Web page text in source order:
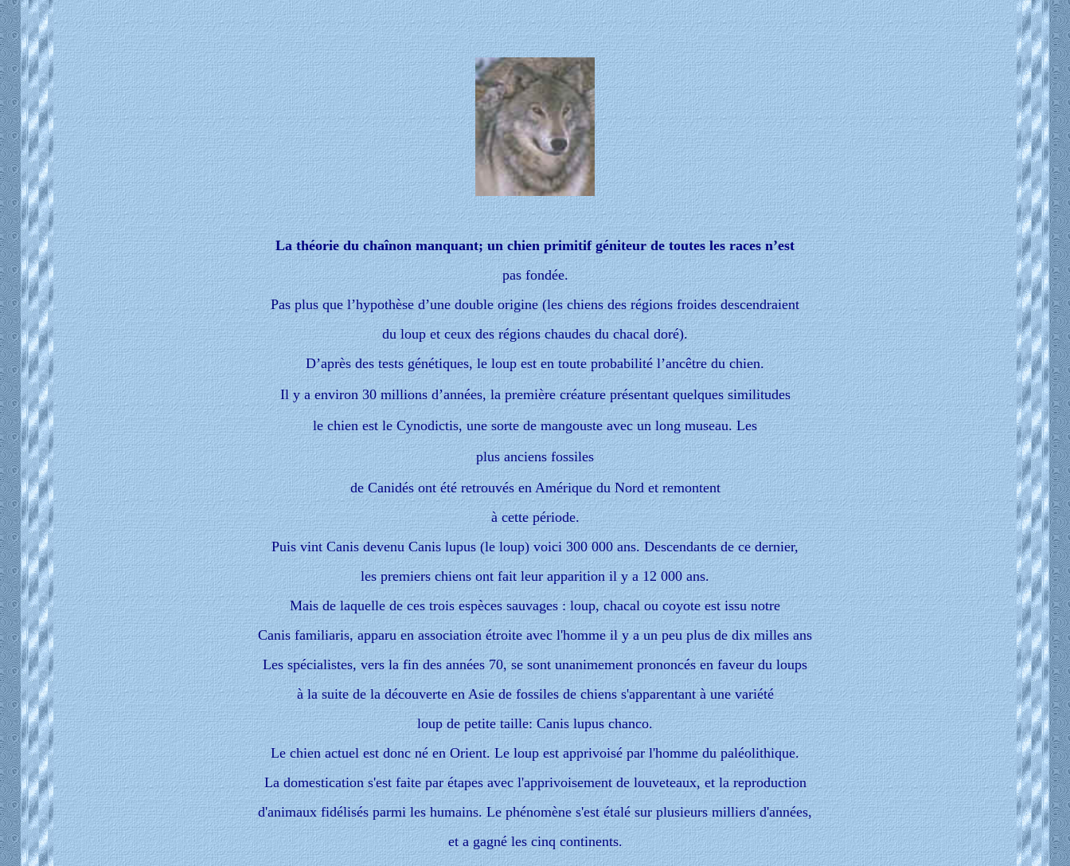
La théorie du chaînon manquant; un chien primitif géniteur de toutes les races n’est
pas fondée.
Pas plus que l’hypothèse d’une double origine (les chiens des régions froides descendraient
du loup et ceux des régions chaudes du chacal doré).
D’après des tests génétiques, le loup est en toute probabilité l’ancêtre du chien.
Il y a environ 30 millions d’années, la première créature présentant quelques similitudes
le chien est le Cynodictis, une sorte de mangouste avec un long museau. Les
plus anciens fossiles
de Canidés ont été retrouvés en Amérique du Nord et remontent
à cette période.
Puis vint Canis devenu Canis lupus (le loup) voici 300 000 ans. Descendants de ce dernier,
les premiers chiens ont fait leur apparition il y a 12 000 ans.
Mais de laquelle de ces trois espèces sauvages : loup, chacal ou coyote est issu notre
Canis familiaris, apparu en association étroite avec l'homme il y a un peu plus de dix milles ans
Les spécialistes, vers la fin des années 70, se sont unanimement prononcés en faveur du loups
à la suite de la découverte en Asie de fossiles de chiens s'apparentant à une variété
loup de petite taille: Canis lupus chanco.
Le chien actuel est donc né en Orient. Le loup est apprivoisé par l'homme du paléolithique.
La domestication s'est faite par étapes avec l'apprivoisement de louveteaux, et la reproduction
d'animaux fidélisés parmi les humains. Le phénomène s'est étalé sur plusieurs milliers d'années,
et a gagné les cinq continents.